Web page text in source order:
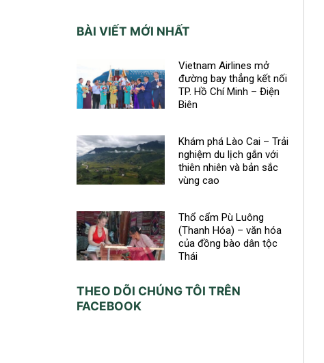
BÀI VIẾT MỚI NHẤT
Vietnam Airlines mở
đường bay thẳng kết nối
TP. Hồ Chí Minh – Điện
Biên
Khám phá Lào Cai – Trải
nghiệm du lịch gắn với
thiên nhiên và bản sắc
vùng cao
Thổ cẩm Pù Luông
(Thanh Hóa) – văn hóa
của đồng bào dân tộc
Thái
THEO DÕI CHÚNG TÔI TRÊN
FACEBOOK